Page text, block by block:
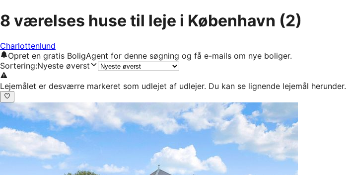
8 værelses huse til leje i København (2)
Charlottenlund
Opret en gratis BoligAgent for denne søgning og få e-mails om nye boliger.
Sortering:Nyeste øverst
Lejemålet er desværre markeret som udlejet af udlejer. Du kan se lignende lejemål herunder.